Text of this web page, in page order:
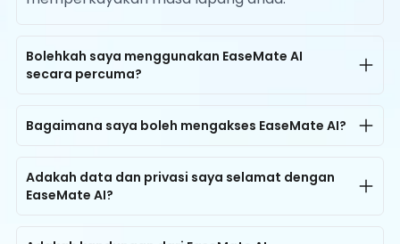
Bolehkah saya menggunakan EaseMate AI
secara percuma?
kepada semua pengguna. Setiap pengguna
AI secara percuma setiap hari. Untuk penjanaan
imej AI, semua orang boleh mencuba untuk
Bagaimana saya boleh mengakses EaseMate AI?
telefon pintar. Anda boleh mengakses semua
alat AI di platform kami pada bila-bila masa dan
Adakah data dan privasi saya selamat dengan
EaseMate AI?